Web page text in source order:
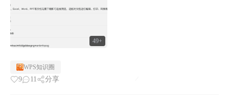
49+
WPS知识圈
9 11 分享